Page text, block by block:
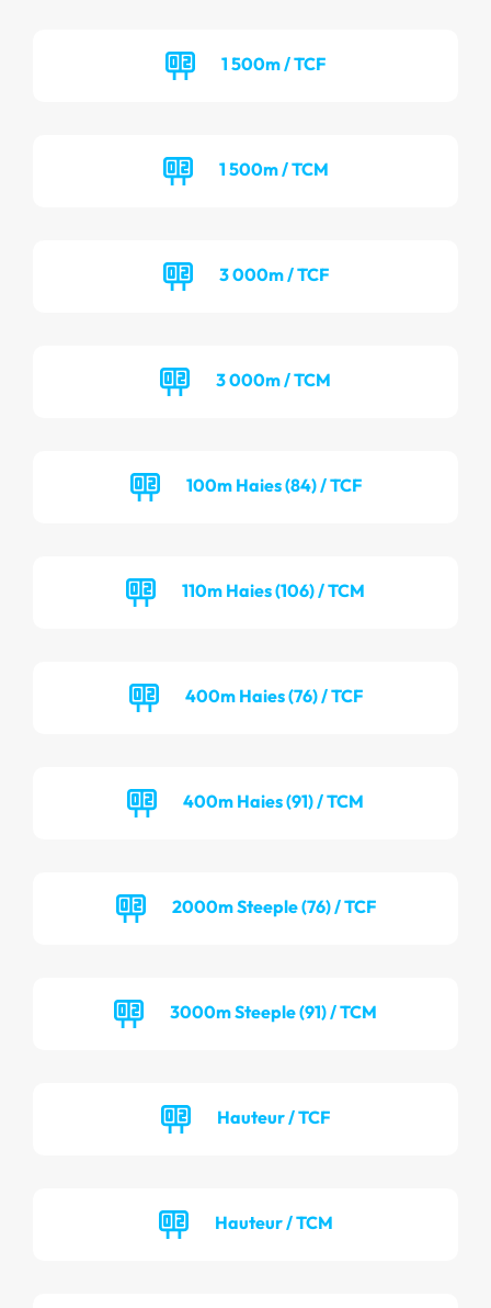
1 500m / TCF
1 500m / TCM
3 000m / TCF
3 000m / TCM
100m Haies (84) / TCF
110m Haies (106) / TCM
400m Haies (76) / TCF
400m Haies (91) / TCM
2000m Steeple (76) / TCF
3000m Steeple (91) / TCM
Hauteur / TCF
Hauteur / TCM